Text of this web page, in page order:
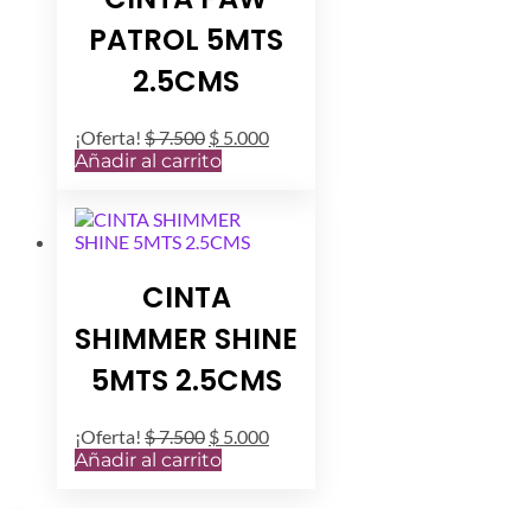
PATROL 5MTS
2.5CMS
¡Oferta! $7.500 El
precio
$ 7.500.
$ 5.000El
Añadir al carrito
CINTA
SHIMMER SHINE
5MTS 2.5CMS
¡Oferta! $7.500 El
precio
$ 5.000El
Añadir al carrito